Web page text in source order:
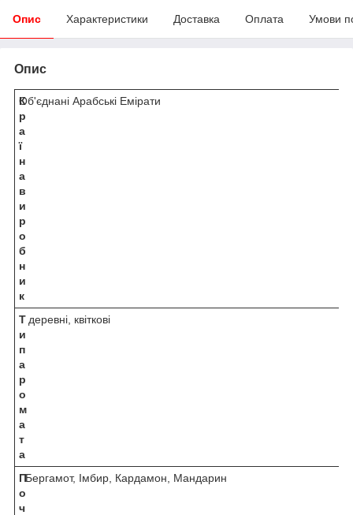
Опис Характеристики Доставка Оплата Умови
Опис
К
р
а
ї
н
а
в
и
р
о
б
н
и
к
Об'єднані Арабські Емірати
Т
и
п
а
р
о
м
а
т
а
деревні, квіткові
П
о
ч
Бергамот, Імбир, Кардамон, Мандарин